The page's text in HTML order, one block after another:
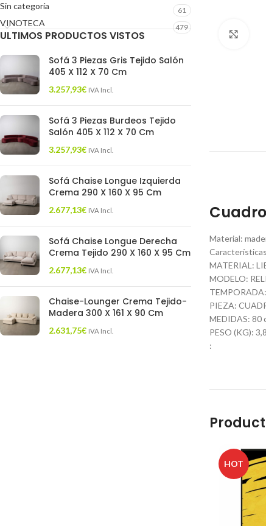
Sin categoría 61
VINOTECA 479
ULTIMOS PRODUCTOS VISTOS
Sofá 3 Piezas Gris Tejido Salón
405 X 112 X 70 Cm
3.257,93€ IVA Incl.
Sofá 3 Piezas Burdeos Tejido
Salón 405 X 112 X 70 Cm
3.257,93€ IVA Incl.
Sofá Chaise Longue Izquierda
Crema 290 X 160 X 95 Cm
2.677,13€ IVA Incl.
Sofá Chaise Longue Derecha
Crema Tejido 290 X 160 X 95 Cm
2.677,13€ IVA Incl.
Chaise-Lounger Crema Tejido-
Madera 300 X 161 X 90 Cm
2.631,75€ IVA Incl.
Material:
MATERIAL:
MODELO:
PIEZA:
MEDIDAS: 80
PESO (KG): 3,8
:
HOT